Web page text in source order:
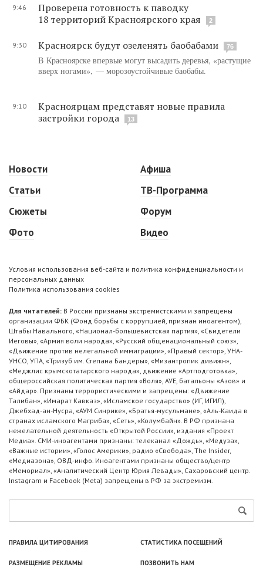
9:46
Проверена готовность к паводку
18 территорий Красноярского края
2
9:30 Красноярск будут озеленять баобабами 76
В Красноярске впервые могут высадить деревья, «растущие
вверх ногами», — морозоустойчивые баобабы.
9:10
Красноярцам представят новые правила
застройки города
13
Новости
Статьи
Сюжеты
Фото
Афиша
ТВ-Программа
Форум
Видео
Условия использования веб-сайта и политика конфиденциальности и
персональных данных
Политика использования cookies
Для читателей: В России признаны экстремистскими и запрещены
организации ФБК (Фонд борьбы с коррупцией, признан иноагентом),
Штабы Навального, «Национал-большевистская партия», «Свидетели
Иеговы», «Армия воли народа», «Русский общенациональный союз»,
«Движение против нелегальной иммиграции», «Правый сектор», УНА-
УНСО, УПА, «Тризуб им. Степана Бандеры», «Мизантропик дивижн»,
«Меджлис крымскотатарского народа», движение «Артподготовка»,
общероссийская политическая партия «Воля», АУЕ, батальоны «Азов» и
«Айдар». Признаны террористическими и запрещены: «Движение
Талибан», «Имарат Кавказ», «Исламское государство» (ИГ, ИГИЛ),
Джебхад-ан-Нусра, «АУМ Синрике», «Братья-мусульмане», «Аль-Каида в
странах исламского Магриба», «Сеть», «Колумбайн». В РФ признана
нежелательной деятельность «Открытой России», издания «Проект
Медиа». СМИ-иноагентами признаны: телеканал «Дождь», «Медуза»,
«Важные истории», «Голос Америки», радио «Свобода», The Insider,
«Медиазона», ОВД-инфо. Иноагентами признаны общество/центр
«Мемориал», «Аналитический Центр Юрия Левады», Сахаровский центр.
Instagram и Facebook (Metа) запрещены в РФ за экстремизм.
ПРАВИЛА ЦИТИРОВАНИЯ СТАТИСТИКА ПОСЕЩЕНИЙ
РАЗМЕЩЕНИЕ РЕКЛАМЫ ПОЗВОНИТЬ НАМ